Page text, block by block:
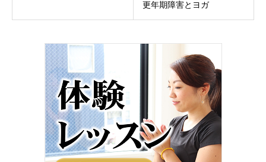
更年期障害とヨガ